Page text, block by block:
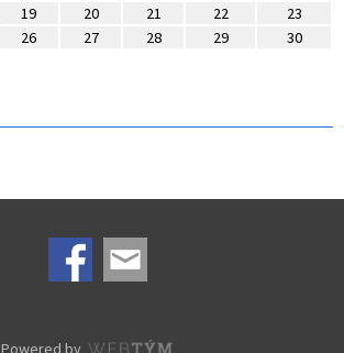
19 20 21 22
23
26 27 28 29
30